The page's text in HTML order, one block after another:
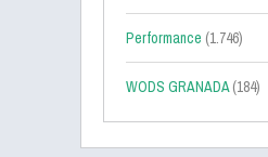
Performance (1.746)
WODS GRANADA(184)